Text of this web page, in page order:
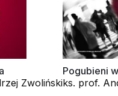
Zwoliński
Pogubieni
ks. prof.